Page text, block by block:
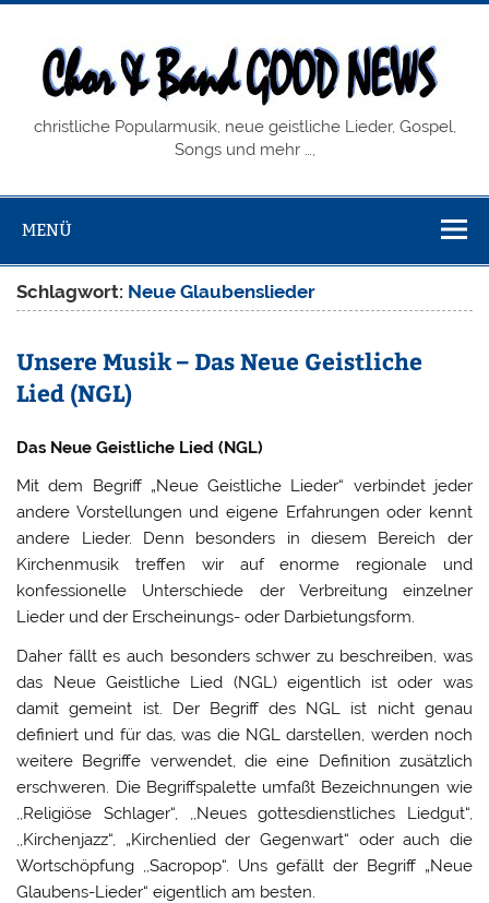
Zum
Chor & Band
GOOD NEWS
christliche Popularmusik, neue geistliche Lieder, Gospel,
Songs und mehr …,
MENÜ
Schlagwort: Neue Glaubenslieder
Unsere Musik – Das Neue Geistliche
Lied (NGL)
Das Neue Geistliche Lied (NGL)
Mit dem Begriff „Neue Geistliche Lieder“ verbindet jeder
andere Vorstellungen und eigene Erfahrungen oder kennt
andere Lieder. Denn besonders in diesem Bereich der
Kirchenmusik treffen wir auf enorme regionale und
konfessionelle Unterschiede der Verbreitung einzelner
Lieder und der Erscheinungs- oder Darbietungsform.
Daher fällt es auch besonders schwer zu beschreiben, was
das Neue Geistliche Lied (NGL) eigentlich ist oder was
damit gemeint ist. Der Begriff des NGL ist nicht genau
definiert und für das, was die NGL darstellen, werden noch
weitere Begriffe verwendet, die eine Definition zusätzlich
erschweren. Die Begriffspalette umfaßt Bezeichnungen wie
,,Religiöse Schlager“, ,,Neues gottesdienstliches Liedgut“,
,,Kirchenjazz“, „Kirchenlied der Gegenwart“ oder auch die
Wortschöpfung ,,Sacropop“. Uns gefällt der Begriff „Neue
Glaubens-Lieder“ eigentlich am besten.